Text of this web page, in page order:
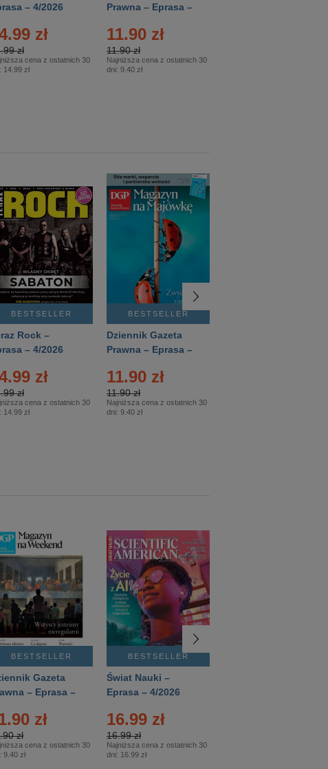
– 4/2026
zł
zł
cena z ostatnich 30
14.99 zł
Prawna – Eprasa –
11.90 zł
11.90 zł
Najniższa cena z ostatnich 30
dni: 9.40 zł
BESTSELLER
Rock –
– 4/2026
zł
zł
cena z ostatnich 30
14.99 zł
BESTSELLER
Dziennik Gazeta
Prawna – Eprasa –
11.90 zł
11.90 zł
Najniższa cena z ostatnich 30
dni: 9.40 zł
BESTSELLER
Gazeta
– Eprasa –
zł
zł
cena z ostatnich 30
9.40 zł
BESTSELLER
Świat Nauki –
Eprasa – 4/2026
16.99 zł
16.99 zł
Najniższa cena z ostatnich 30
dni: 16.99 zł